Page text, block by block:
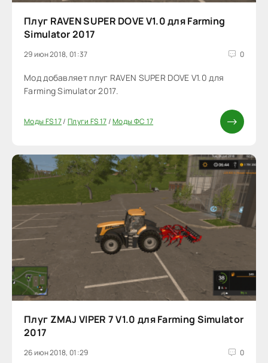
Плуг RAVEN SUPER DOVE V1.0 для Farming
Simulator 2017
29 июн 2018, 01:37 0
Мод добавляет плуг RAVEN SUPER DOVE V1.0 для
Farming Simulator 2017.
Моды FS 17/ Плуги FS 17/Моды ФС 17
Плуг ZMAJ VIPER 7 V1.0 для Farming Simulator
2017
26 июн 2018, 01:29 0